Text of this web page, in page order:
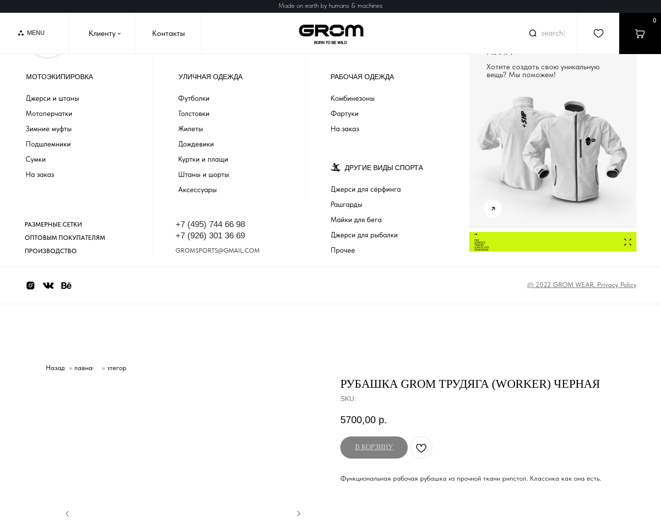
MENU
0
Клиенту |
Контакты
›
Made on earth by humans & machines
МОТОЭКИПИРОВКА
© 2022 GROM WEAR. Privacy Policy
УЛИЧНАЯ ОДЕЖДА РАБОЧАЯ ОДЕЖДА
СОЗДАДИМ ВЕЩЬ С
Хотите создать свою уникальную
вещь? Мы поможем!
ОПТОВЫМ ПОКУПАТЕЛЯМ
ПРОИЗВОДСТВО
+7 (926) 301 36 69
GROMSPORTS@GMAIL.COM
Джерси и штаны
Мотоперчатки
Зимние муфты
Подшлемники
Сумки
На заказ
Футболки
Толстовки
Жилеты
Дождевики
Куртки и плащи
Штаны и шорты
Аксессуары
Комбинезоны
Фартуки
На заказ
+7 (495) 744 66 98
РАЗМЕРНЫЕ СЕТКИ
ДРУГИЕ ВИДЫ СПОРТА
Джерси для сёрфинга
Рашгарды
Майки для бега
Джерси для рыбалки
Прочее
Назад » Главная »
Категории
РУБАШКА GROM ТРУДЯГА (WORKER) ЧЕРНАЯ
SKU:
5700,00 р.
В КОРЗИНУ
Функциональная рабочая рубашка из прочной ткани рипстоп. Классика как она есть.